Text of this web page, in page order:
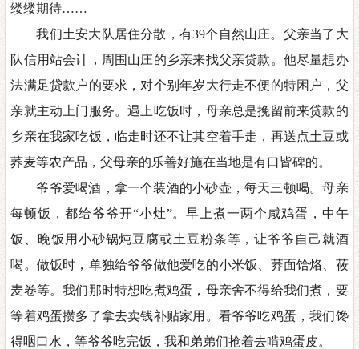
缕缕期待……
我们土安大队居住分散，有39个自然山庄。父亲当了大
队信用站会计，周围山庄的乡亲来找父亲贷款。他尽量想办
法满足贷款户的要求，对个别年岁大行走不便的特困户，父
亲就主动上门服务。遇上吃饭时，母亲总是挽留前来贷款的
乡亲在我家吃饭，临走时还不让其空着手走，再送点土豆或
荞麦等农产品，父母亲的乐善好施在当地是有口皆碑的。
爷爷爱喝酒，拿一个装酒的小砂壶，每天三顿喝。母亲
每顿饭，都给爷爷开“小灶”。早上煮一两个咸鸡蛋，中午
饭、晚饭用小砂锅炖豆腐或土豆粉条等，让爷爷自己就酒
喝。做饭时，单独给爷爷做他爱吃的小米饭、荞面饸烙、莜
麦卷等。我们那时特想吃煮鸡蛋，母亲舍不得给我们煮，要
等着鸡蛋攒多了拿去卖钱补贴家用。看爷爷吃鸡蛋，我们馋
得咽口水，等爷爷吃完饭，我和弟弟们抢着去啃鸡蛋皮。